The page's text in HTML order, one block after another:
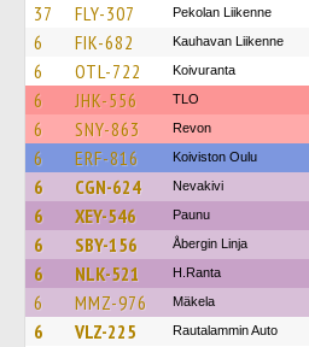
37 FLY-307 Pekolan Liikenne
6 FIK-682 Kauhavan Liikenne
6 OTL-722 Koivuranta
6 JHK-556 TLO
6 SNY-863 Revon
6 ERF-816 Koiviston Oulu
6 CGN-624 Nevakivi
6 XEY-546 Paunu
6 SBY-156 Åbergin Linja
6 NLK-521 H.Ranta
6 MMZ-976 Mäkela
6 VLZ-225 Rautalammin Auto